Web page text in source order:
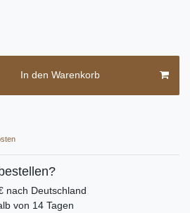
In den Warenkorb
nach Deutschland
von 14 Tagen